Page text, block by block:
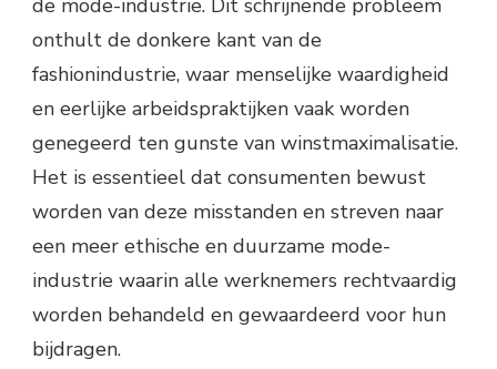
onthult de donkere kant van de
fashionindustrie, waar menselijke waardigheid
en eerlijke arbeidspraktijken vaak worden
genegeerd ten gunste van winstmaximalisatie.
Het is essentieel dat consumenten bewust
worden van deze misstanden en streven naar
een meer ethische en duurzame mode-
industrie waarin alle werknemers rechtvaardig
worden behandeld en gewaardeerd voor hun
bijdragen.